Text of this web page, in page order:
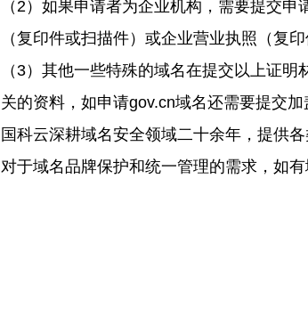
（2）如果申请者为企业机构，需要提交申
（复印件或扫描件） 或企业营业执照 （复
（3） 其他一些特殊的域名在提交以上证明
关的资料 ，如申请gov.cn域名还需要提交加
国科云深耕域名安全领域二十余年，提供
对于域名品牌保护和统一管理的需求，如